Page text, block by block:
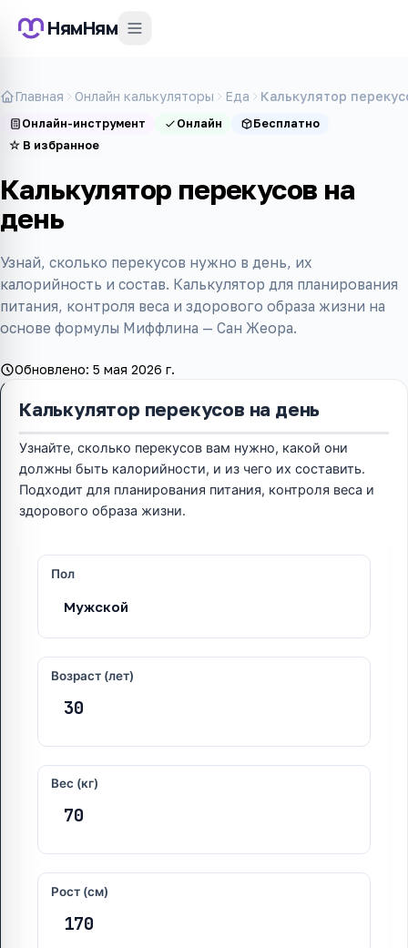
НямНям
Главная Онлайн калькуляторы Еда Калькулятор
Онлайн-инструмент Онлайн
Бесплатно
☆ В избранное
Калькулятор перекусов на
день
Узнай, сколько перекусов нужно в день, их
калорийность и состав. Калькулятор для планирования
питания, контроля веса и здорового образа жизни на
основе формулы Миффлина — Сан Жеора.
Обновлено: 5 мая 2026 г.
Калькулятор перекусов на день
Узнайте, сколько перекусов вам нужно, какой они
должны быть калорийности, и из чего их составить.
Подходит для планирования питания, контроля веса и
здорового образа жизни.
Пол
Возраст (лет)
Вес (кг)
Рост (см)